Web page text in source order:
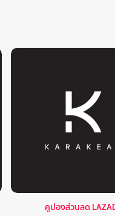
คูปองส่วนลด